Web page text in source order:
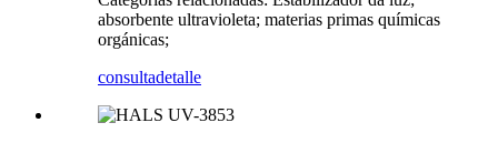
absorbente ultravioleta; materias primas químicas
orgánicas;
consultadetalle